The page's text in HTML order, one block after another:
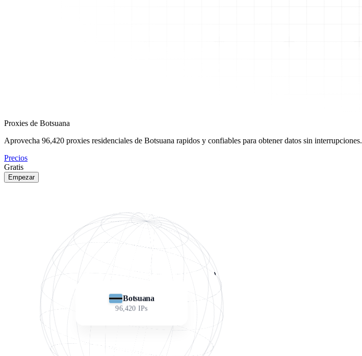
Proxies de Botsuana
Aprovecha 96,420 proxies residenciales de Botsuana rapidos y confiables para obtener datos sin interrupciones.
Precios
Gratis
Empezar
Botsuana
96,420 IPs